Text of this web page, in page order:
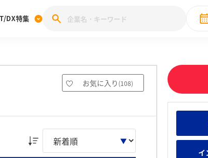
記投稿キャンペーン
みんなの新卒就職人気企業ラン
DX特集
28卒 IT・DX現場社員インタ
お気に入り (108)
イ